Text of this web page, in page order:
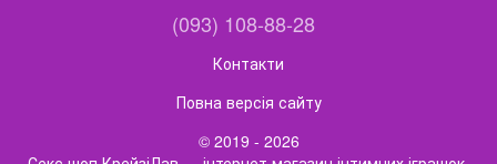
(093) 108-88-28
Контакти
Повна версія сайту
© 2019 - 2026